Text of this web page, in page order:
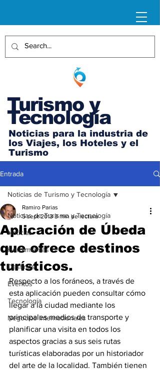
Turismo y
Tecnología
Noticias para la industria de
los Viajes, los Hoteles y el
Turismo
Entrada
Noticias de Turismo y Tecnología
Noticias
Herramientas
Destinos
Eventos
Tecnología
Negocios Internacionales
Noticias de Turismo y Tecnología
Aplicación de Úbeda
que ofrece destinos
turísticos.
Ramiro Parias
5 sept 2013 3 min de lectura
Respecto a los foráneos, a través de
esta aplicación pueden consultar cómo
llegar a la ciudad mediante los
principales medios de transporte y
planificar una visita en todos los
aspectos gracias a sus seis rutas
turísticas elaboradas por un historiador
del arte de la localidad. También tienen